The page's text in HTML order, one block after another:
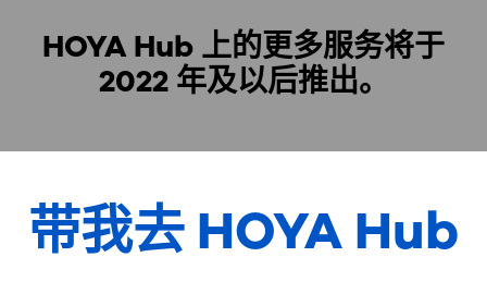
HOYA Hub 上的更多服务将于
2022 年及以后推出。
带我去 HOYA Hub